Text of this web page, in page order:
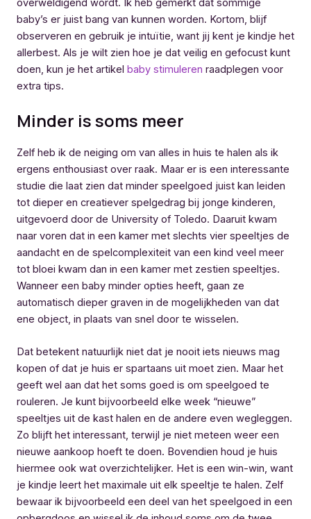
overweldigend wordt. Ik heb gemerkt dat sommige
baby’s er juist bang van kunnen worden. Kortom, blijf
observeren en gebruik je intuïtie, want jij kent je kindje het
allerbest. Als je wilt zien hoe je dat veilig en gefocust kunt
doen, kun je het artikel baby stimuleren raadplegen voor
extra tips.
Minder is soms meer
Zelf heb ik de neiging om van alles in huis te halen als ik
ergens enthousiast over raak. Maar er is een interessante
studie die laat zien dat minder speelgoed juist kan leiden
tot dieper en creatiever spelgedrag bij jonge kinderen,
uitgevoerd door de University of Toledo. Daaruit kwam
naar voren dat in een kamer met slechts vier speeltjes de
aandacht en de spelcomplexiteit van een kind veel meer
tot bloei kwam dan in een kamer met zestien speeltjes.
Wanneer een baby minder opties heeft, gaan ze
automatisch dieper graven in de mogelijkheden van dat
ene object, in plaats van snel door te wisselen.
Dat betekent natuurlijk niet dat je nooit iets nieuws mag
kopen of dat je huis er spartaans uit moet zien. Maar het
geeft wel aan dat het soms goed is om speelgoed te
rouleren. Je kunt bijvoorbeeld elke week “nieuwe”
speeltjes uit de kast halen en de andere even wegleggen.
Zo blijft het interessant, terwijl je niet meteen weer een
nieuwe aankoop hoeft te doen. Bovendien houd je huis
hiermee ook wat overzichtelijker. Het is een win-win, want
je kindje leert het maximale uit elk speeltje te halen. Zelf
bewaar ik bijvoorbeeld een deel van het speelgoed in een